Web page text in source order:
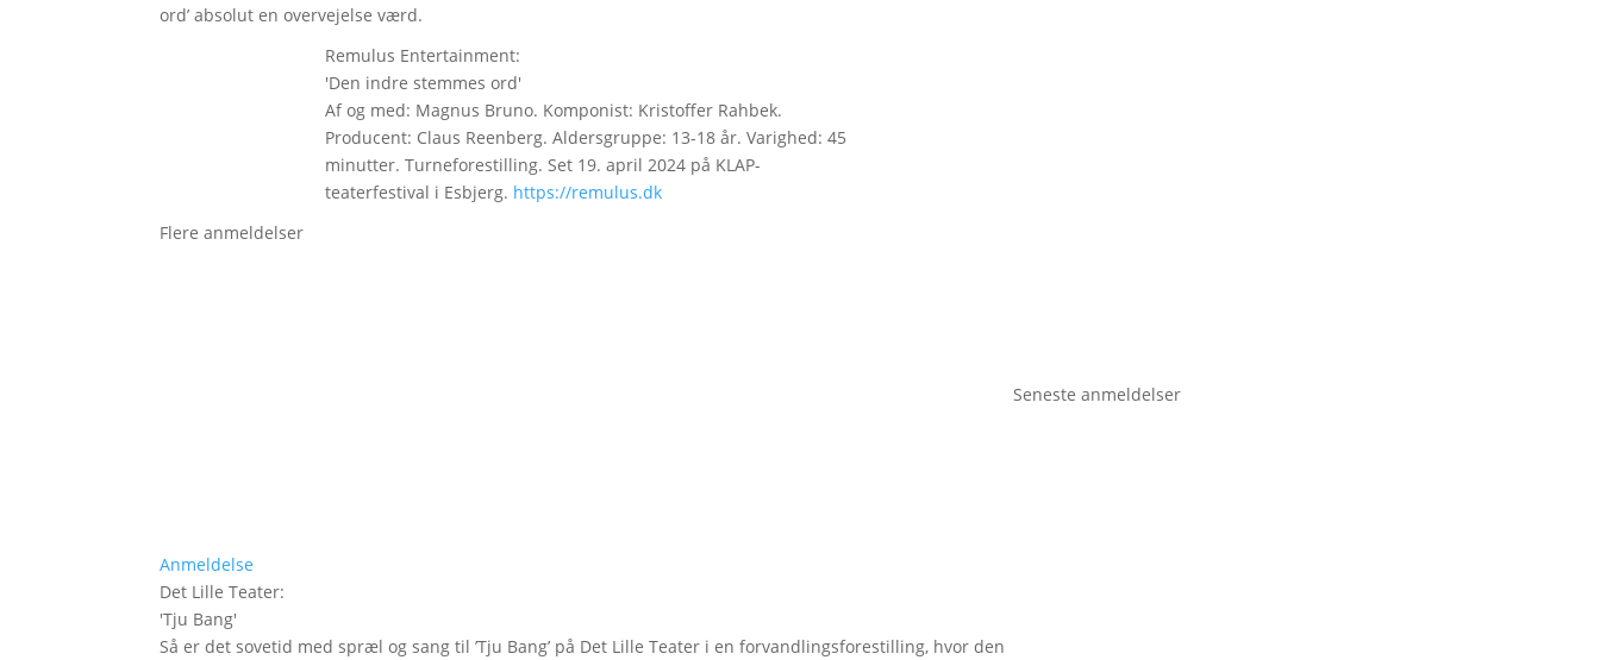
ord’ absolut en overvejelse værd.
Remulus Entertainment:
'Den indre stemmes ord'
Af og med: Magnus Bruno. Komponist: Kristoffer Rahbek.
Producent: Claus Reenberg. Aldersgruppe: 13-18 år. Varighed: 45
minutter. Turneforestilling. Set 19. april 2024 på KLAP-
teaterfestival i Esbjerg. https://remulus.dk
Flere anmeldelser
Anmeldelse
Det Lille Teater:
'Tju Bang'
Så er det sovetid med spræl og sang til ’Tju Bang’ på Det Lille Teater i en forvandlingsforestilling, hvor den
Seneste anmeldelser